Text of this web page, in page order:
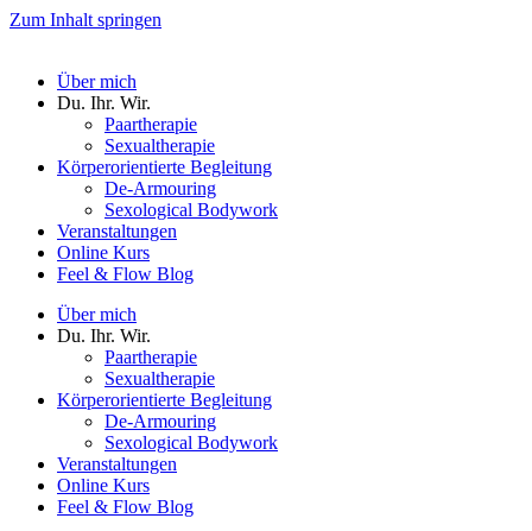
Zum Inhalt springen
Über mich
Du. Ihr. Wir.
Paartherapie
Sexualtherapie
Körperorientierte Begleitung
De-Armouring
Sexological Bodywork
Veranstaltungen
Online Kurs
Feel & Flow Blog
Über mich
Du. Ihr. Wir.
Paartherapie
Sexualtherapie
Körperorientierte Begleitung
De-Armouring
Sexological Bodywork
Veranstaltungen
Online Kurs
Feel & Flow Blog